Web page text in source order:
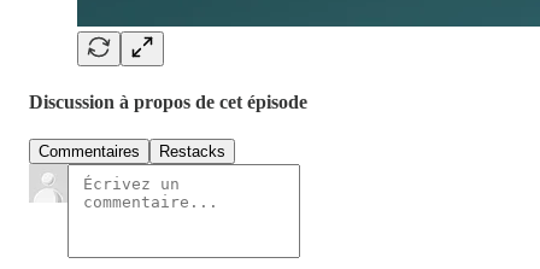
Discussion à propos de cet épisode
Commentaires Restacks